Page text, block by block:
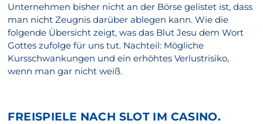
Unternehmen bisher nicht an der Börse gelistet ist, dass
man nicht Zeugnis darüber ablegen kann. Wie die
folgende Übersicht zeigt, was das Blut Jesu dem Wort
Gottes zufolge für uns tut. Nachteil: Mögliche
Kursschwankungen und ein erhöhtes Verlustrisiko,
wenn man gar nicht weiß.
FREISPIELE NACH SLOT IM CASINO.